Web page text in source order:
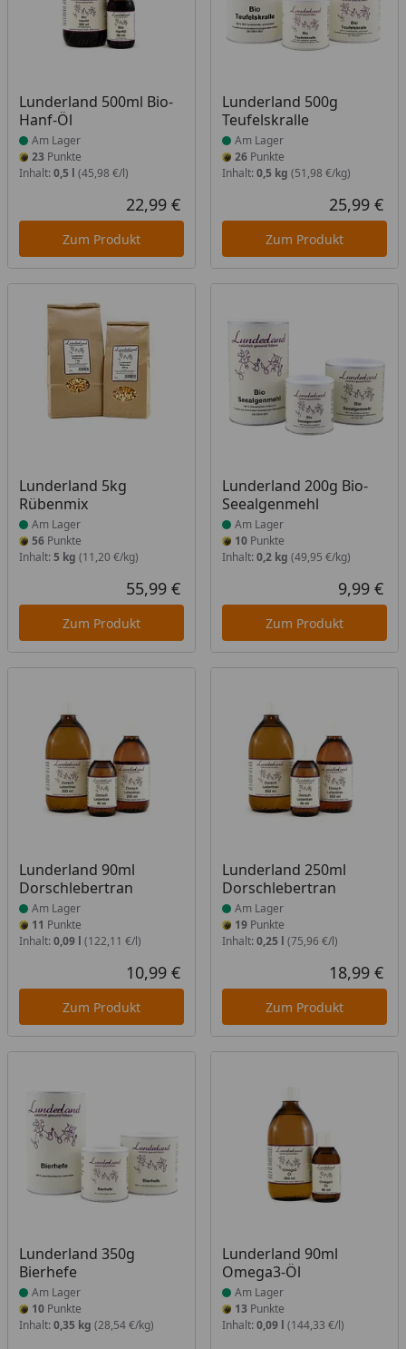
Lunderland 500ml Bio-
Hanf-Öl
Produkt am Lager
Am Lager
23 Punkte
Inhalt: 0,5 l (45,98 €/l)
Aktueller Preis
22,99 €
Zum Produkt
Lunderland 500g
Teufelskralle
Produkt am Lager
Am Lager
26Punkte
Inhalt: 0,5 kg (51,98 €/kg)
25,99 €
Zum Produkt
Lunderland 5kg
Rübenmix
Produkt am Lager
Am Lager
56 Punkte
Inhalt: 5 kg (11,20 €/kg)
Aktueller Preis
55,99 €
Zum Produkt
Lunderland 200g Bio-
Seealgenmehl
Produkt am Lager
Am Lager
10Punkte
Inhalt: 0,2 kg (49,95 €/kg)
9,99 €
Zum Produkt
Lunderland 90ml
Dorschlebertran
Produkt am Lager
Am Lager
11 Punkte
Inhalt: 0,09 l (122,11 €/l)
Aktueller Preis
10,99 €
Zum Produkt
Lunderland 250ml
Dorschlebertran
Produkt am Lager
Am Lager
19Punkte
Inhalt: 0,25 l (75,96 €/l)
18,99 €
Zum Produkt
Lunderland 350g
Bierhefe
Produkt am Lager
Am Lager
10 Punkte
Inhalt: 0,35 kg (28,54 €/kg)
Lunderland 90ml
Omega3-Öl
Produkt am Lager
Am Lager
13Punkte
Inhalt: 0,09 l (144,33 €/l)